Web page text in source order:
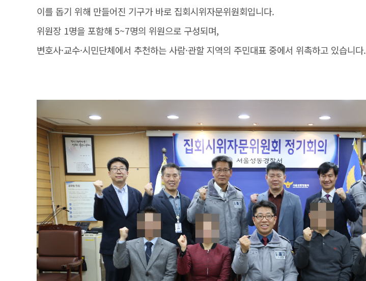
이를 돕기 위해 만들어진 기구가 바로 집회시위자문위원회입니다.
위원장 1명을 포함해 5~7명의 위원으로 구성되며,
변호사·교수·시민단체에서 추천하는 사람·관할 지역의 주민대표 중에서 위촉하고 있습니다.